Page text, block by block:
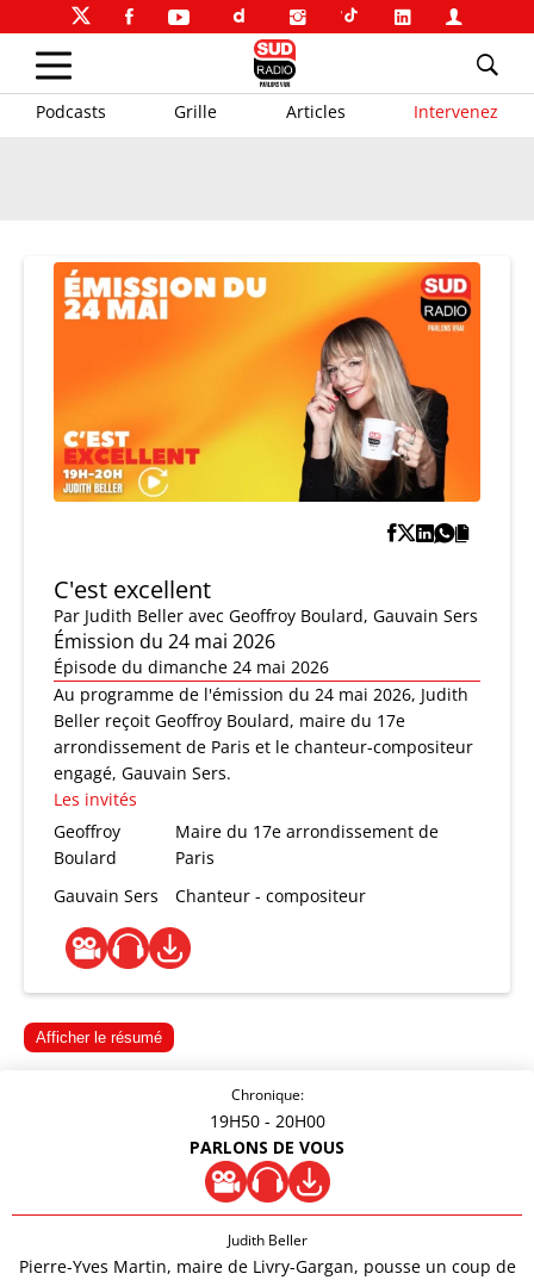
Podcasts Grille Articles Intervenez
C'est excellent
Par Judith Beller avec Geoffroy Boulard, Gauvain Sers
Émission du 24 mai 2026
Épisode du dimanche 24 mai 2026
Au programme de l'émission du 24 mai 2026, Judith
Beller reçoit Geoffroy Boulard, maire du 17e
arrondissement de Paris et le chanteur-compositeur
engagé, Gauvain Sers.
Les invités
Geoffroy
Boulard
Maire du 17e arrondissement de
Paris
Gauvain Sers
Chanteur - compositeur
Afficher le résumé
Chronique:
19H50 - 20H00
PARLONS DE VOUS
Judith Beller
Pierre-Yves Martin, maire de Livry-Gargan, pousse un coup de